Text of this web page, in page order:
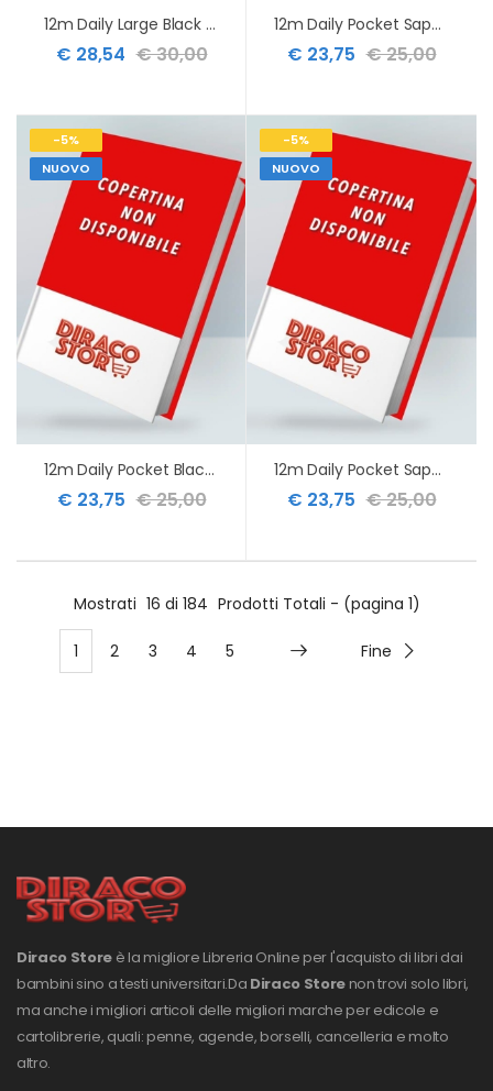
12m Daily Large Black Soft 2027
€ 28,54 € 30,00
12m Daily Pocket Sapphire Blue Hard 2027
€ 23,75 € 25,00
-5%
NUOVO
12m Daily Pocket Black Hard 2027
€ 23,75 € 25,00
-5%
NUOVO
12m Daily Pocket Sapphire Red Hard 2027
€ 23,75 € 25,00
Mostrati 16 di 184 Prodotti Totali - (pagina 1)
1 2 3 4 5 Fine
Diraco Store è la migliore Libreria Online per l'acquisto di libri dai
bambini sino a testi universitari.Da Diraco Store non trovi solo libri,
ma anche i migliori articoli delle migliori marche per edicole e
cartolibrerie, quali: penne, agende, borselli, cancelleria e molto
altro.